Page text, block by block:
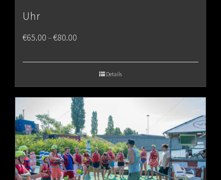
Uhr
€65.00–€80.00
€80.00
Details